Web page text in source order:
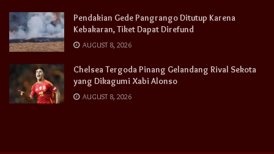
Pendakian Gede Pangrango Ditutup Karena
Kebakaran, Tiket Dapat Direfund
AUGUST 8, 2026
Chelsea Tergoda Pinang Gelandang Rival Sekota
yang Dikagumi Xabi Alonso
AUGUST 8, 2026